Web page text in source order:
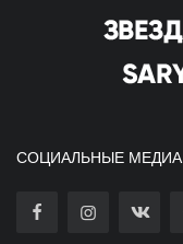
СОЦИАЛЬНЫЕ МЕДИА